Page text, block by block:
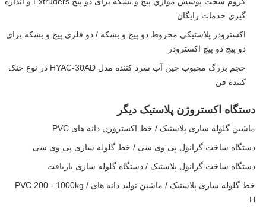
گیری خدمات رایگان
اکسترودر پلاستیکی مخروط دو پیچ و بشکه / دو فلزی پیچ و بشکه برای
دو پیچ دو پیچ اکسترودر
حجم بزرگ محبوب چین آب سرد کننده مدل HYAC-30AD در نوع خنک
کننده فن
دستگاه اکستروژن پلاستیک دیگر
ماشین گلوله سازی پلاستیک / خط اکستروزن دانه های PVC
دستگاه ساخت گرانول پی وی سی / خط گلوله سازی پی وی سی
دستگاه ساخت گرانول پلاستیک / دستگاه گلوله سازی بازیافت
خط گلوله سازی پلاستیک / ماشین تولید دانه های PVC 200 - 1000kg /
H